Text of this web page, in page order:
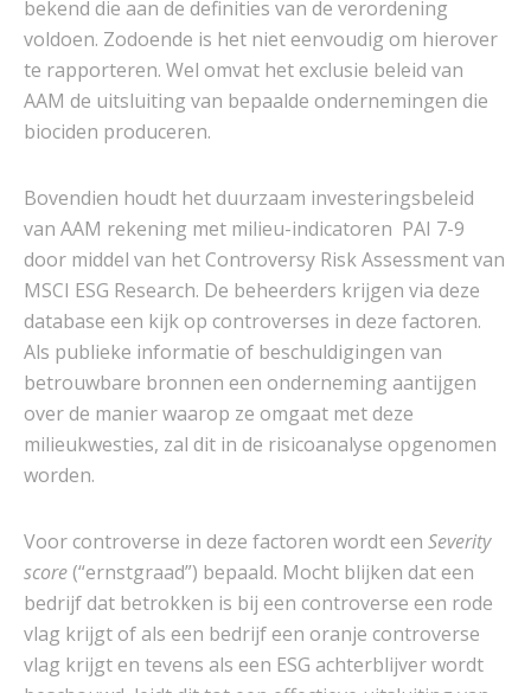
bekend die aan de definities van de verordening
voldoen. Zodoende is het niet eenvoudig om hierover
te rapporteren. Wel omvat het exclusie beleid van
AAM de uitsluiting van bepaalde ondernemingen die
biociden produceren.
Bovendien houdt het duurzaam investeringsbeleid
van AAM rekening met milieu-indicatoren PAI 7-9
door middel van het Controversy Risk Assessment van
MSCI ESG Research. De beheerders krijgen via deze
database een kijk op controverses in deze factoren.
Als publieke informatie of beschuldigingen van
betrouwbare bronnen een onderneming aantijgen
over de manier waarop ze omgaat met deze
milieukwesties, zal dit in de risicoanalyse opgenomen
worden.
Voor controverse in deze factoren wordt een Severity
score(“ernstgraad”) bepaald. Mocht blijken dat een
bedrijf dat betrokken is bij een controverse een rode
vlag krijgt of als een bedrijf een oranje controverse
vlag krijgt en tevens als een ESG achterblijver wordt